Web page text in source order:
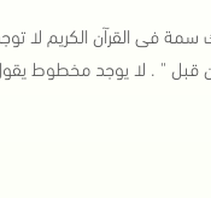
فى القرآن الكريم لا
قبل " . لا يوجد مخطوط